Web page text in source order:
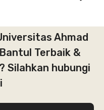
Ahmad
Terbaik &
Silahkan hubungi